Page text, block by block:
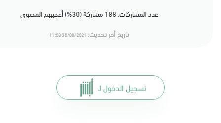
عدد المشاركات: 188 مشاركة (30%) أعجبهم المحتوى
تاريخ أخر تحديث: 30/08/2021 11:08
تسجيل الدخول لـ